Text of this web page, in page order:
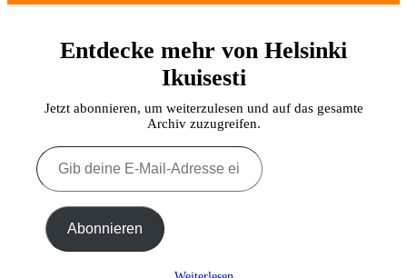
Entdecke mehr von Helsinki
Ikuisesti
Jetzt abonnieren, um weiterzulesen und auf das gesamte
Archiv zuzugreifen.
Gib
deine
E-
Adresse
ein ... Abonnieren